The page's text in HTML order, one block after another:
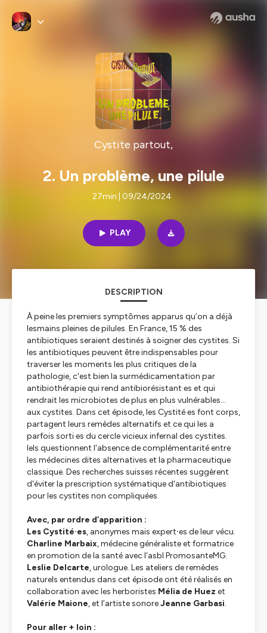
Cystite partout,
2. Un problème, une pilule
27min | 09/24/2024
PLAY
DESCRIPTION
À peine les premiers symptômes apparus qu’on a déjà
lesmains pleines de pilules. En France, 15 % des
antibiotiques seraient destinés à soigner des cystites. Si
les antibiotiques peuvent être indispensables pour
traverser les moments les plus critiques de la
pathologie, c'est bien la surmédicamentation par
antibiothérapie qui rend antibiorésistant·es et qui
rendrait les microbiotes de plus en plus vulnérables...
aux cystites. Dans cet épisode, les Cystité·es font corps,
partagent leurs remèdes alternatifs et ce qui les a
parfois sorti·es du cercle vicieux infernal des cystites.
Iels questionnent l'absence de complémentarité entre
les médecines dites alternatives et la pharmaceutique
classique. Des recherches suisses récentes suggèrent
d'éviter la prescription systématique d'antibiotiques
pour les cystites non compliquées.
Avec, par ordre d’apparition :
Les Cystité·es, anonymes mais expert·es de leur vécu.
Charline Marbaix, médecine généraliste et formatrice
en promotion de la santé avec l’asbl PromosanteMG.
Leslie Delcarte, urologue. Les ateliers de remèdes
naturels entendus dans cet épisode ont été réalisés en
collaboration avec les herboristes Mélia de Huez et
Valérie Maione, et l’artiste sonoreJeanne Garbasi.
Pour aller + loin :